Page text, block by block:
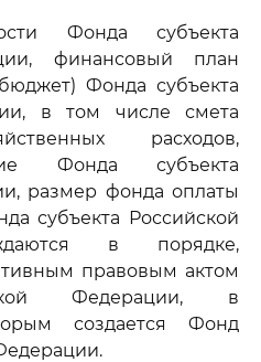
Фонда субъекта
финансовый план
Фонда субъекта
в том числе смета
расходов,
Фонда субъекта
размер фонда оплаты
субъекта Российской
в порядке,
правовым актом
Федерации, в
создается Фонд